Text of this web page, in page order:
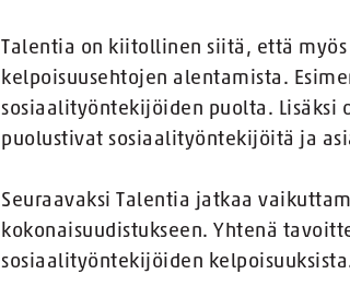
Talentia on kiitollinen siitä, että
kelpoisuusehtojen alentamista.
sosiaalityöntekijöiden puolta. Lisäksi
puolustivat sosiaalityöntekijöitä ja
Seuraavaksi Talentia jatkaa
kokonaisuudistukseen. Yhtenä
sosiaalityöntekijöiden